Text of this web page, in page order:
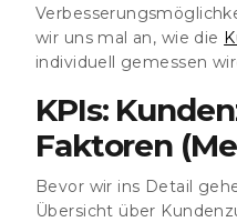
wir uns mal an, wie die
individuell gemessen
KPIs:
Faktoren
Bevor wir ins Detail
Übersicht über